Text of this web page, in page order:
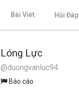
Bài Viết Hỏi Đáp
Lóng Lực
@duongvanluc94
Báo cáo